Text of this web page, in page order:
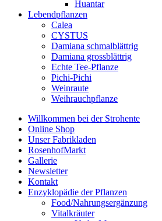
Huantar
Lebendpflanzen
Calea
CYSTUS
Damiana schmalblättrig
Damiana grossblättrig
Echte Tee-Pflanze
Pichi-Pichi
Weinraute
Weihrauchpflanze
Willkommen bei der Strohente
Online Shop
Unser Fabrikladen
RosenhofMarkt
Gallerie
Newsletter
Kontakt
Enzyklopädie der Pflanzen
Food/Nahrungsergänzung
Vitalkräuter